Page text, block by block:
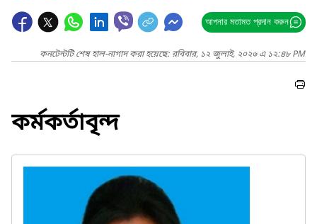
আপনার মতামত প্রদান করুন
কনটেন্টটি শেষ হাল-নাগাদ করা হয়েছে: রবিবার, ১২ জুলাই, ২০২৬ এ ১২:৪৮ PM
কর্মকর্তাবৃন্দ